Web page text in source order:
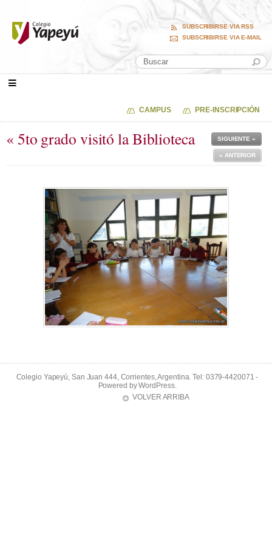
SUBSCRIBIRSE VIA RSS
SUBSCRIBIRSE VIA E-MAIL
CAMPUS PRE-INSCRIPCIÓN
« 5to grado visitó la Biblioteca SIGUIENTE »
« ANTERIOR
Colegio Yapeyú, San Juan 444, Corrientes, Argentina. Tel: 0379-4420071 -
Powered byWordPress.
VOLVER ARRIBA